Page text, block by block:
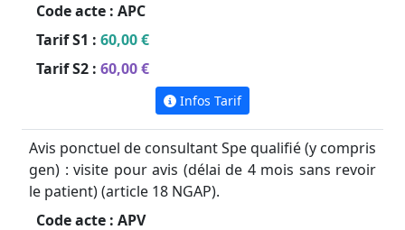
Code acte : APC
Tarif S1 : 60,00 €
Tarif S2 : 60,00 €
Infos Tarif
Avis ponctuel de consultant Spe qualifié (y compris
gen) : visite pour avis (délai de 4 mois sans revoir
le patient) (article 18 NGAP).
Code acte : APV